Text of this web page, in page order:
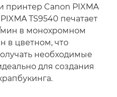
принтер Canon PIXMA
TS9540 печатает
мин в монохромном
в цветном, что
необходимые
для создания